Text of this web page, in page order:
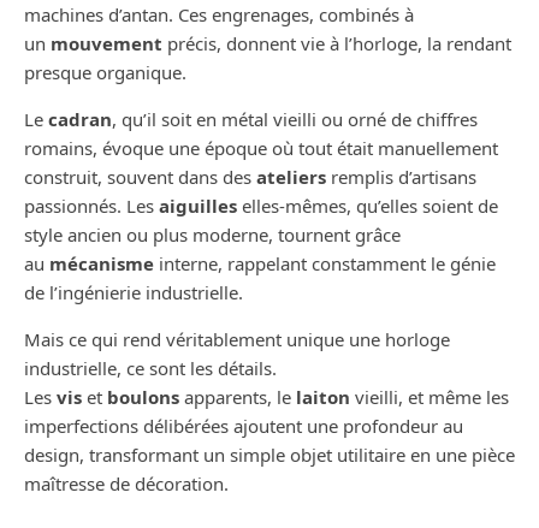
machines d’antan. Ces engrenages, combinés à
un mouvement précis, donnent vie à l’horloge, la rendant
presque organique.
Le cadran, qu’il soit en métal vieilli ou orné de chiffres
romains, évoque une époque où tout était manuellement
construit, souvent dans des ateliers remplis d’artisans
passionnés. Les aiguilles elles-mêmes, qu’elles soient de
style ancien ou plus moderne, tournent grâce
au mécanisme interne, rappelant constamment le génie
de l’ingénierie industrielle.
Mais ce qui rend véritablement unique une horloge
industrielle, ce sont les détails.
Les vis et boulons apparents, le laiton vieilli, et même les
imperfections délibérées ajoutent une profondeur au
design, transformant un simple objet utilitaire en une pièce
maîtresse de décoration.